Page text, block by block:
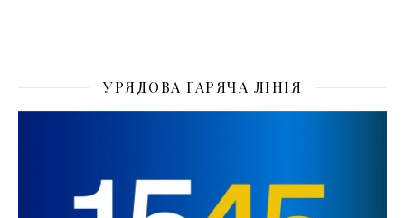
УРЯДОВА ГАРЯЧА ЛІНІЯ